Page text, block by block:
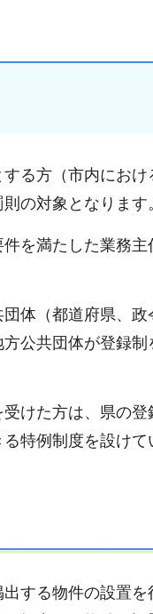
る方（市内にお
の対象となります
を満たした業務
体（都道府県、
公共団体が登録
けた方は、県の
特例制度を設けて
する物件の設置